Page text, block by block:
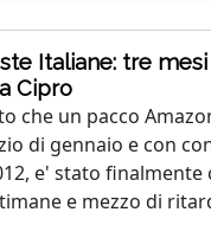
Italiane: tre
Cipro
che un pacco
di gennaio e con
e' stato finalmente
e mezzo di